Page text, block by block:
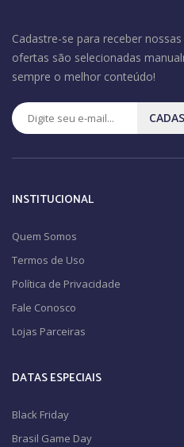
Cadastre-se para receber
ofertas são selecionadas
sempre o melhor conteúdo!
INSTITUCIONAL
Quem Somos
Termos de Uso
Política de Privacidade
Fale Conosco
Lojas Parceiras
DATAS ESPECIAIS
Black Friday
Brasil Game Day